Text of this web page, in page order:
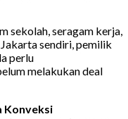
sekolah, seragam kerja,
sendiri, pemilik
perlu
melakukan deal
Konveksi